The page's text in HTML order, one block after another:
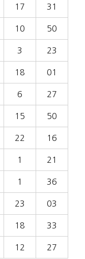
17 31
10 50
3 23
18 01
6 27
15 50
22 16
1 21
1 36
23 03
18 33
12 27